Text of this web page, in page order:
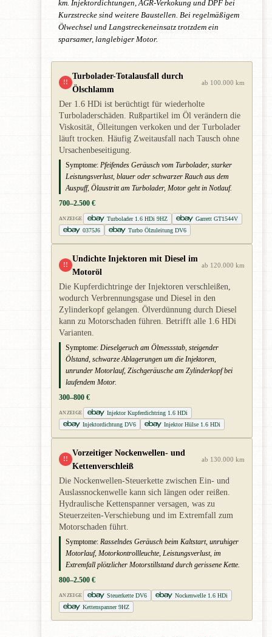
km. Injektordichtungen, AGR-Verkokung und DPF bei
Kurzstrecke sind weitere Baustellen. Bei regelmäßigem
Ölwechsel und Langstreckeneinsatz trotzdem ein
sparsamer, langlebiger Motor.
!!
Turbolader-Totalausfall durch
Ölschlamm
ab 100.000 km
Der 1.6 HDi ist berüchtigt für wiederholte
Turboladerschäden. Rußpartikel im Öl verändern die
Viskosität, Ölleitungen verkoken und der Turbolader
läuft trocken. Häufig Zweitausfall nach Tausch ohne
Ursachenbeseitigung.
Symptome: Pfeifendes Geräusch vom Turbolader, starker
Leistungsverlust, blauer oder schwarzer Rauch aus dem
Auspuff, Ölaustritt am Turbolader, Motor geht in Notlauf.
700–2.500 €
ANZEIGE Turbolader 1.6 HDi 9HZ
Garrett GT1544V
0375J6
Turbo Ölzuleitung DV6
!!
Undichte Injektoren mit Diesel im
Motoröl
ab 120.000 km
Die Kupferdichtringe der Injektoren verschleißen,
wodurch Verbrennungsgase und Diesel in den
Zylinderkopf gelangen. Ölverdünnung durch Diesel
kann zu Motorschaden führen. Betrifft alle 1.6 HDi
Varianten.
Symptome: Dieselgeruch am Ölmessstab, steigender
Ölstand, schwarze Ablagerungen um die Injektoren,
unrunder Motorlauf, Zischgeräusche am Zylinderkopf bei
laufendem Motor.
300–800 €
ANZEIGE
Injektor Kupferdichtring 1.6 HDi
Injektordichtung DV6
Injektor Hülse 1.6 HDi
!!
Vorzeitiger Nockenwellen- und
Kettenverschleiß
ab 130.000 km
Die Nockenwellen-Steuerkette zwischen Ein- und
Auslassnockenwelle kann sich längen oder reißen.
Hydraulische Kettenspanner versagen, was zu
Steuerzeiten-Verschiebung und im Extremfall zum
Motorschaden führt.
Symptome: Rasselndes Geräusch beim Kaltstart, unruhiger
Motorlauf, Motorkontrollleuchte, Leistungsverlust, im
Extremfall plötzlicher Motorstillstand durch gerissene Kette.
800–2.500 €
ANZEIGE Steuerkette DV6
Nockenwelle 1.6 HDi
Kettenspanner 9HZ